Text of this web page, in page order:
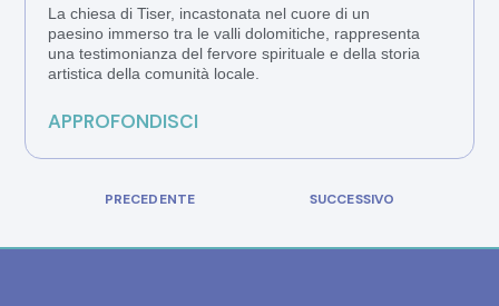
La chiesa di Tiser, incastonata nel cuore di un
paesino immerso tra le valli dolomitiche, rappresenta
una testimonianza del fervore spirituale e della storia
artistica della comunità locale.
APPROFONDISCI
PRECEDENTE SUCCESSIVO